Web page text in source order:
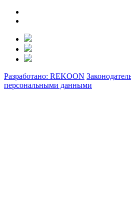
Разработано: REKOON
персональными данными